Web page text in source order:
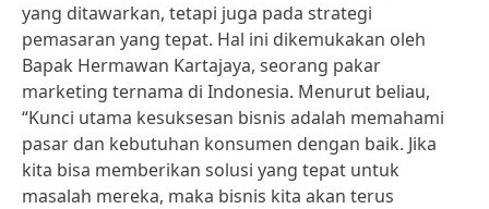
yang ditawarkan, tetapi juga pada strategi
pemasaran yang tepat. Hal ini dikemukakan oleh
Bapak Hermawan Kartajaya, seorang pakar
marketing ternama di Indonesia. Menurut beliau,
“Kunci utama kesuksesan bisnis adalah memahami
pasar dan kebutuhan konsumen dengan baik. Jika
kita bisa memberikan solusi yang tepat untuk
masalah mereka, maka bisnis kita akan terus